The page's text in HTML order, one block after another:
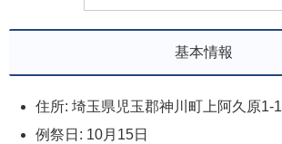
基本情報
住所: 埼玉県児玉郡神川町上阿久原1-1
例祭日: 10月15日